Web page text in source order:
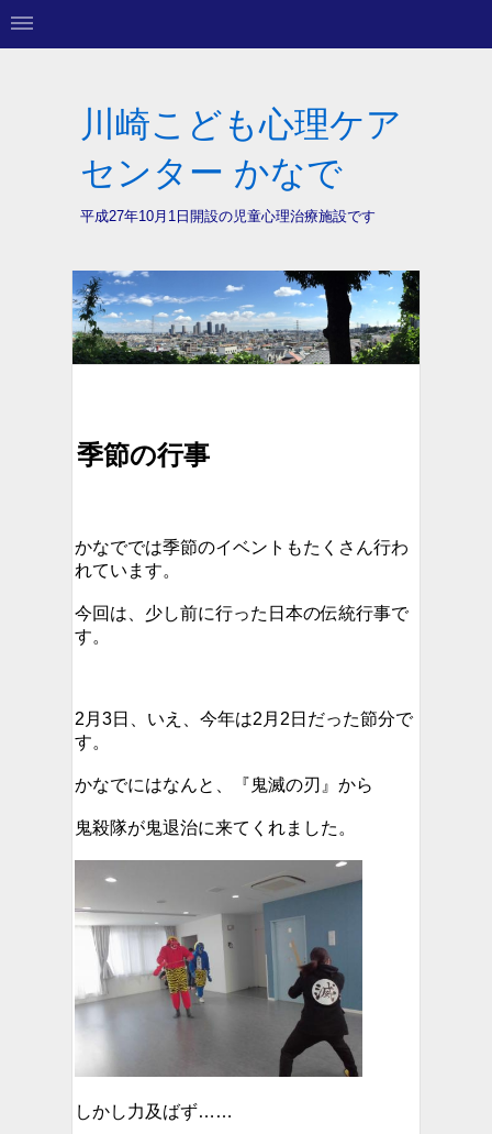
川崎こども心理ケア
センター かなで
平成27年10月1日開設の児童心理治療施設です
季節の行事
かなででは季節のイベントもたくさん行わ
れています。
今回は、少し前に行った日本の伝統行事で
す。
2月3日、いえ、今年は2月2日だった節分で
す。
かなでにはなんと、『鬼滅の刃』から
鬼殺隊が鬼退治に来てくれました。
しかし力及ばず……